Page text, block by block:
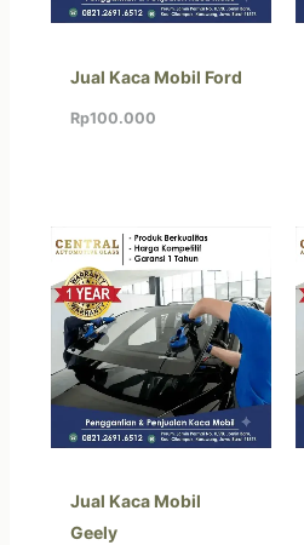
Jual Kaca Mobil Ford
Rp100.000
Jual Kaca Mobil
Geely